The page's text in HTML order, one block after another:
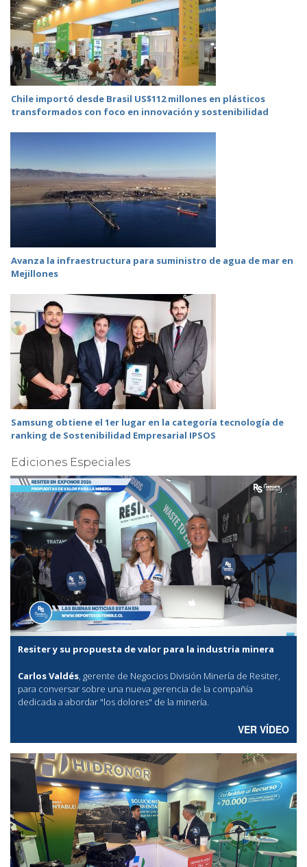
Chile importó desde Brasil US$112 millones en plásticos
transformados con foco en innovación y sostenibilidad
Avanza la infraestructura para suministro de agua de mar en
Mejillones
Samsung obtiene el 1er lugar en la categoría tecnología de
ranking de Sostenibilidad Empresarial IPSOS
Ediciones Especiales
Resiter y su propuesta de valor para la industria minera
Carlos Valdés, gerente de Negocios División Minería de Resiter,
para conversar sobre una nueva gerencia de la compañía
dedicada a abordar "los dolores" de la minería.
VER VÍDEO